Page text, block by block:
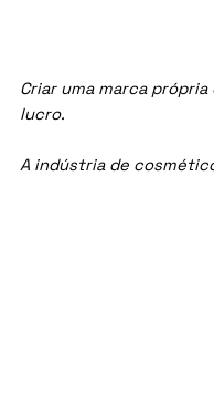
Criar uma marca
lucro.
A indústria de